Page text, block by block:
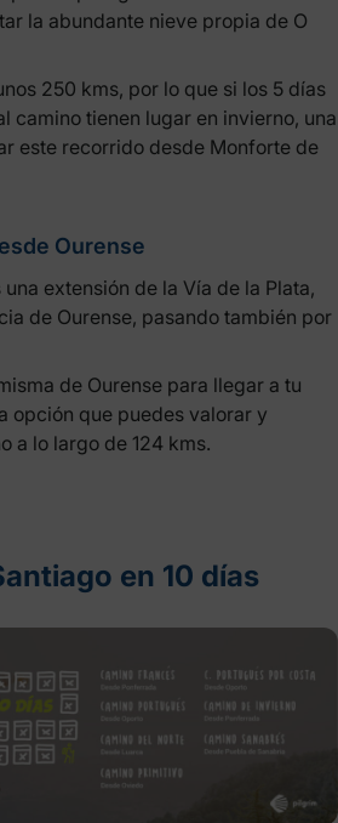
la abundante nieve propia de O
250 kms, por lo que si los 5 días
camino tienen lugar en invierno, una
este recorrido desde Monforte de
Ourense
extensión de la Vía de la Plata,
de Ourense, pasando también por
de Ourense para llegar a tu
opción que puedes valorar y
a lo largo de 124 kms.
en 10 días